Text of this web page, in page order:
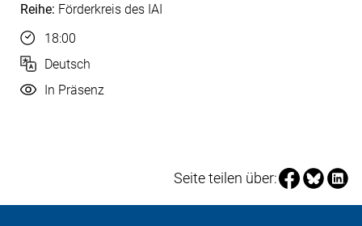
Reihe: Förderkreis des IAI
Uhrzeit
18:00
Sprache
Deutsch
Durchführung
In Präsenz
Seite teilen über:Seite über
Seite